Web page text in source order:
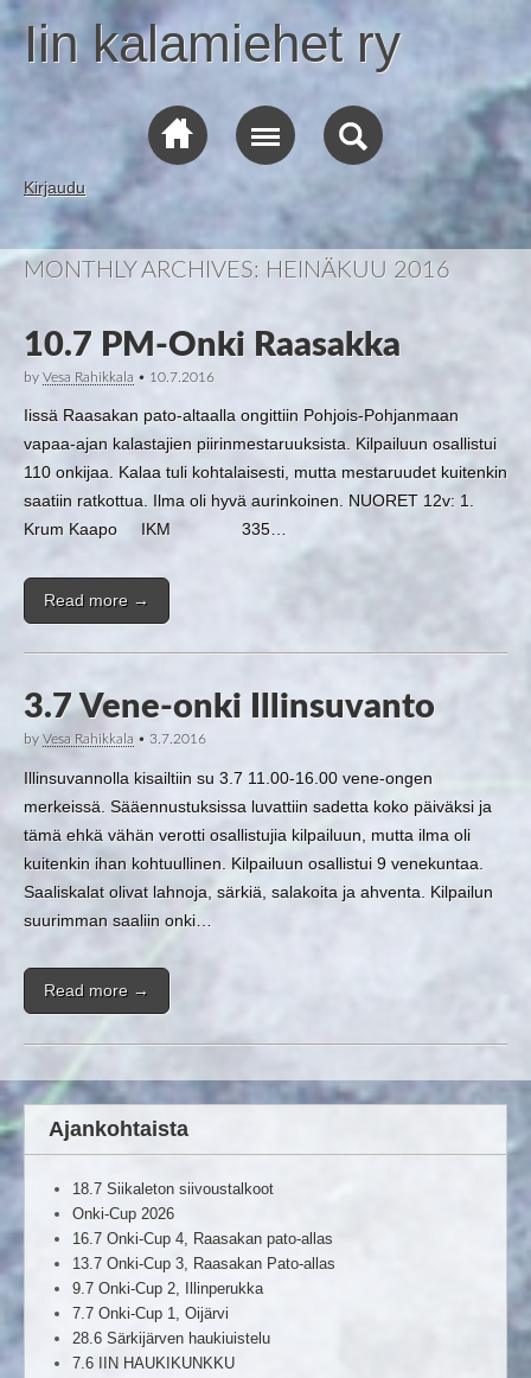
Iin kalamiehet ry
Kirjaudu
MONTHLY ARCHIVES: HEINÄKUU 2016
10.7 PM-Onki Raasakka
by Vesa Rahikkala • 10.7.2016
Iissä Raasakan pato-altaalla ongittiin Pohjois-Pohjanmaan
vapaa-ajan kalastajien piirinmestaruuksista. Kilpailuun osallistui
110 onkijaa. Kalaa tuli kohtalaisesti, mutta mestaruudet kuitenkin
saatiin ratkottua. Ilma oli hyvä aurinkoinen. NUORET 12v: 1.
Krum Kaapo IKM 335…
Read more →
3.7 Vene-onki Illinsuvanto
by Vesa Rahikkala • 3.7.2016
Illinsuvannolla kisailtiin su 3.7 11.00-16.00 vene-ongen
merkeissä. Sääennustuksissa luvattiin sadetta koko päiväksi ja
tämä ehkä vähän verotti osallistujia kilpailuun, mutta ilma oli
kuitenkin ihan kohtuullinen. Kilpailuun osallistui 9 venekuntaa.
Saaliskalat olivat lahnoja, särkiä, salakoita ja ahventa. Kilpailun
suurimman saaliin onki…
Read more →
Ajankohtaista
18.7 Siikaleton siivoustalkoot
Onki-Cup 2026
16.7 Onki-Cup 4, Raasakan pato-allas
13.7 Onki-Cup 3, Raasakan Pato-allas
9.7 Onki-Cup 2, Illinperukka
7.7 Onki-Cup 1, Oijärvi
28.6 Särkijärven haukiuistelu
7.6 IIN HAUKIKUNKKU